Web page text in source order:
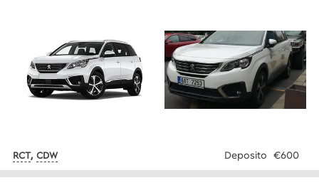
RCT, CDW Deposito €600